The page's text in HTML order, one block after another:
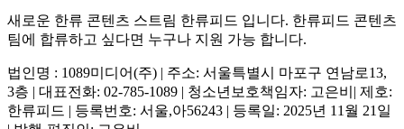
새로운 한류 콘텐츠 스트림 한류피드 입니다. 한류피드 콘텐츠
팀에 합류하고 싶다면 누구나 지원 가능 합니다.
법인명 : 1089미디어(주) | 주소: 서울특별시 마포구 연남로13,
3층 | 대표전화: 02-785-1089 | 청소년보호책임자: 고은비| 제호:
한류피드 | 등록번호: 서울,아56243 | 등록일: 2025년 11월 21일